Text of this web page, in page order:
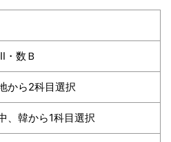
・数Ｂ
から2科目選択
、韓から1科目選択